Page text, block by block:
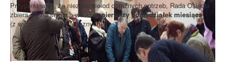
Przypominamy, że niezależnie od doraźnych potrzeb, Rada Osiedla
zbiera się na sesjach w każdypierwszy poniedziałek miesiąca
(z wyjątkiem dni świątecznych).